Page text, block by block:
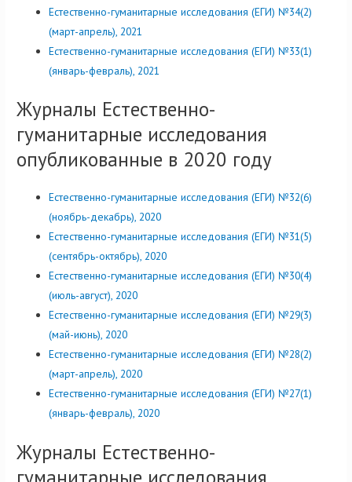
Естественно-гуманитарные исследования (ЕГИ) №34(2)
(март-апрель), 2021
Естественно-гуманитарные исследования (ЕГИ) №33(1)
(январь-февраль), 2021
Журналы Естественно-
гуманитарные исследования
опубликованные в 2020 году
Естественно-гуманитарные исследования (ЕГИ) №32(6)
(ноябрь-декабрь), 2020
Естественно-гуманитарные исследования (ЕГИ) №31(5)
(сентябрь-октябрь), 2020
Естественно-гуманитарные исследования (ЕГИ) №30(4)
(июль-август), 2020
Естественно-гуманитарные исследования (ЕГИ) №29(3)
(май-июнь), 2020
Естественно-гуманитарные исследования (ЕГИ) №28(2)
(март-апрель), 2020
Естественно-гуманитарные исследования (ЕГИ) №27(1)
(январь-февраль), 2020
Журналы Естественно-